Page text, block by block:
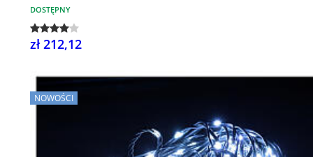
DOSTĘPNY
zł 212,12
NOWOŚCI